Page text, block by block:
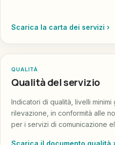
Scarica la carta dei servizi ›
QUALITÀ
Qualità del servizio
Indicatori di qualità, livelli minimi
rilevazione, in conformità alle
per i servizi di comunicazione
Scarica il documento qualità ›